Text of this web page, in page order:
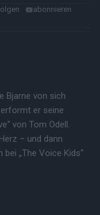
abonnieren
Bjarne von sich
er seine
von Tom Odell.
– und dann
„The Voice Kids“